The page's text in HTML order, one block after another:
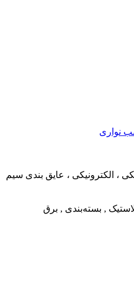
نواری
، الکترونیکی ، عایق بندی سیم
, بسته‌بندی , برق